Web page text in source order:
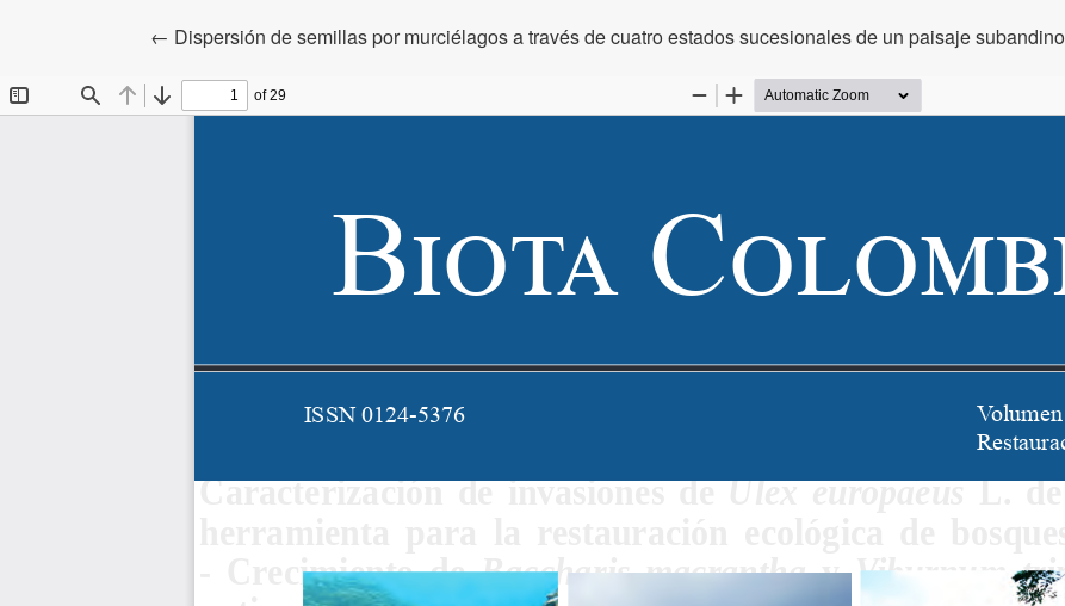
← Volver a los detalles del artículo
Dispersión de semillas por murciélagos a través de cuatro estados sucesionales de un paisaje subandino